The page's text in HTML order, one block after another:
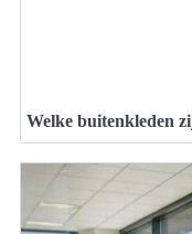
Welke buitenkleden